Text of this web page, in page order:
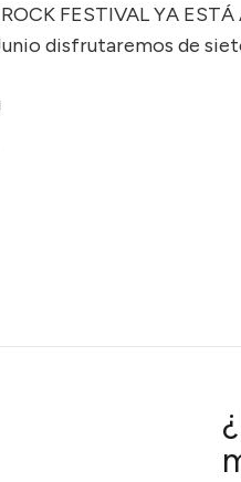
FESTIVAL YA
disfrutaremos de